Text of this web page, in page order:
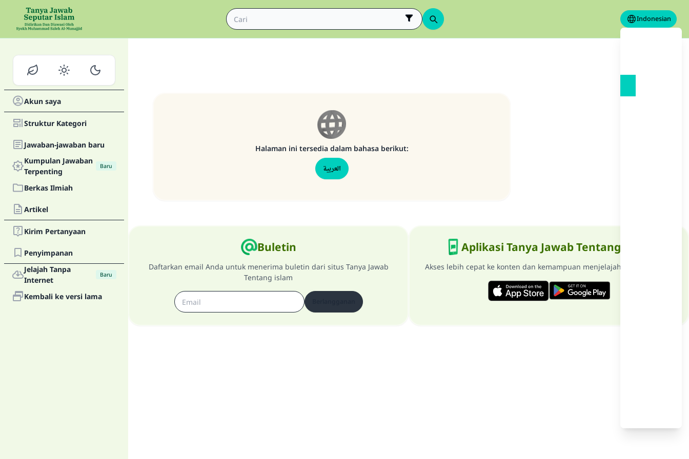
Indonesian
Akun saya
Struktur Kategori
Jawaban-jawaban baru
Kumpulan Jawaban
Terpenting
Baru
Berkas Ilmiah
Artikel
Kirim Pertanyaan
Penyimpanan
Jelajah Tanpa
Internet
Baru
Kembali ke versi lama
Halaman ini tersedia dalam bahasa berikut:
العربية
Buletin
Daftarkan email Anda untuk menerima buletin dari situs Tanya Jawab
Tentang islam
Aplikasi Tanya Jawab Tentang Islam
Akses lebih cepat ke konten dan kemampuan menjelajah tanpa internet
"Siapa yang menunjukkan suatu kebaikan, meka dia akan
mendapatkan pahala yang sama dengan orang yang
melakukannya"